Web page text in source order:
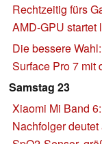
Rechtzeitig fürs
AMD-GPU startet
Die bessere
Surface Pro 7 mit
Samstag 23
Xiaomi Mi Band
Nachfolger